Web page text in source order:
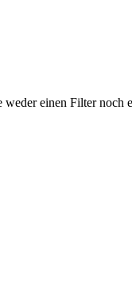
einen Filter noch